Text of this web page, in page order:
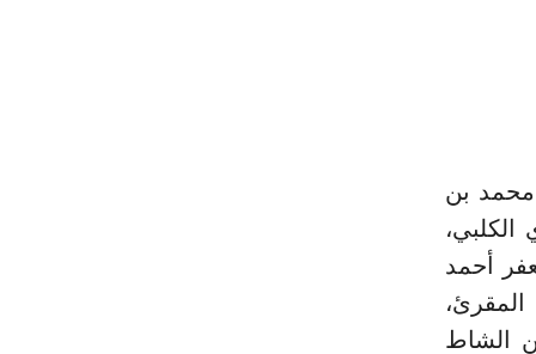
محمد بن
جعفر أحمد
الشاط